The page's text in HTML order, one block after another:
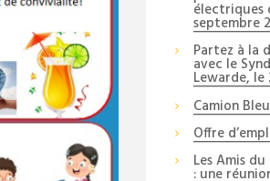
électriques
septembre
Partez à la
avec le
Lewarde, le
Camion
Offre
Les Amis
: une